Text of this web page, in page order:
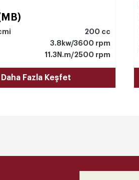
200 cc
3.8kw/3600 rpm
11.3N.m/2500 rpm
Daha Fazla Keşfet